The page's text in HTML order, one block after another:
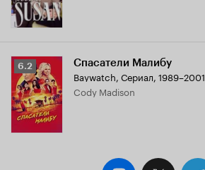
Рейтинг
Кинопоиска
6.2
6.2 Спасатели Малибу
Baywatch, Сериал, 1989–2001
Cody Madison